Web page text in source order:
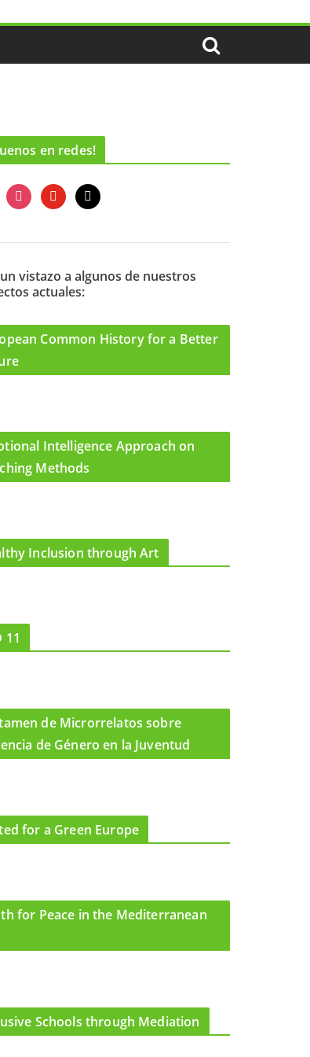
en redes!
i
n
t
g
r
m
y
o
t
b
e
m
a
l
vistazo a algunos de nuestros
actuales:
Common History for a Better
Intelligence Approach on
Methods
Inclusion through Art
11
de Microrrelatos sobre
de Género en la Juventud
for a Green Europe
for Peace in the Mediterranean
Schools through Mediation